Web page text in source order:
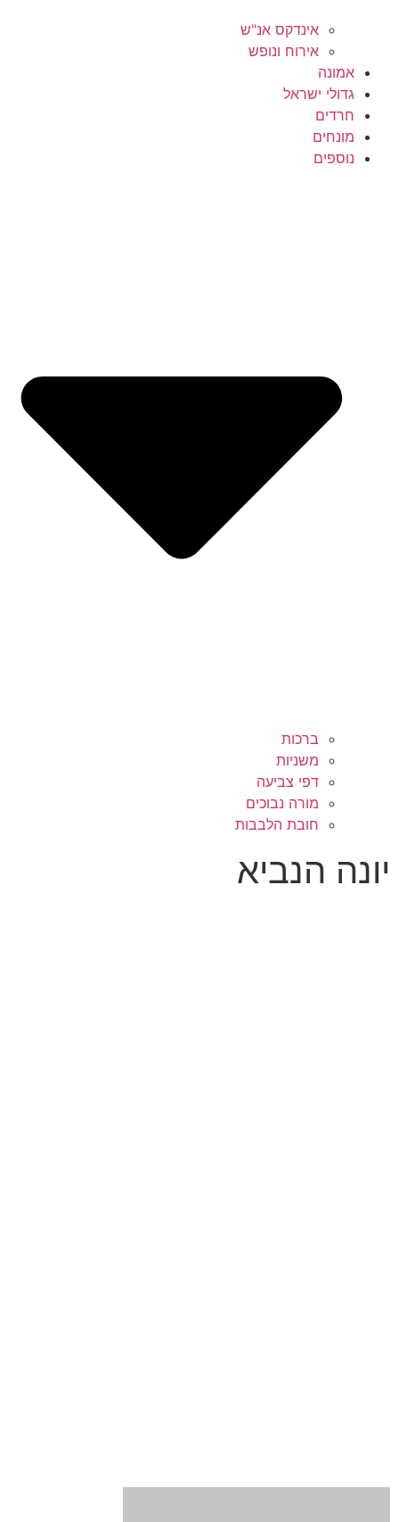
אינדקס אנ"ש
אירוח ונופש
אמונה
גדולי ישראל
חרדים
מונחים
נוספים
ברכות
משניות
דפי צביעה
מורה נבוכים
חובת הלבבות
יונה הנביא